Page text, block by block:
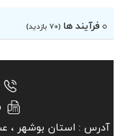
فرآیند ها (۷۰ بازدید)
آدرس : استان بوشهر ‏،